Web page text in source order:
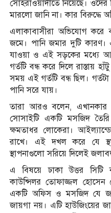
সোহরাওয়ার্দীতে নিয়েছে।
মারলো জানি না। কার বিরুদ্ধে
এলাকাবাসীরা অভিযোগ করে
জমে। পানি জমার দুটি
যাওয়া ও এই সড়কের মধ্যে
গর্তটি বন্ধ করে দিলে রাস্তায়
সময় এই গর্তটি বন্ধ ছিল।
পানি সরে যায়।
তারা আরও বলেন,
সোসাইটি একটি মসজিদ
ক্ষমতাধর লোকেরা।
রাখে। এই দখল করে যে
স্থাপনাগুলো সরিয়ে দিলেই
এ বিষয়ে ঢাকা উত্তর সিটি
কাউন্সিলর তোফাজ্জল হোসেন
একটি অফিস ও মসজিদ যে
জায়গা নয়। এটি হাউজিংয়ের